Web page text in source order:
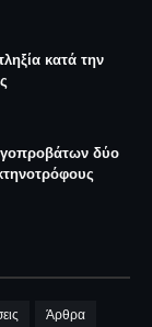
κατά την
δύο
Άρθρα